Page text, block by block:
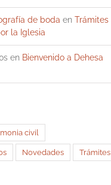
de boda en Trámites
la Iglesia
en Bienvenido a Dehesa
civil
Novedades Trámites